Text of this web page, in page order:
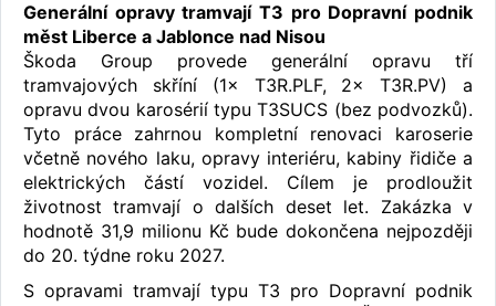
Generální opravy tramvají T3 pro Dopravní podnik
měst Liberce a Jablonce nad Nisou
Škoda Group provede generální opravu tří
tramvajových skříní (1× T3R.PLF, 2× T3R.PV) a
opravu dvou karosérií typu T3SUCS (bez podvozků).
Tyto práce zahrnou kompletní renovaci karoserie
včetně nového laku, opravy interiéru, kabiny řidiče a
elektrických částí vozidel. Cílem je prodloužit
životnost tramvají o dalších deset let. Zakázka v
hodnotě 31,9 milionu Kč bude dokončena nejpozději
do 20. týdne roku 2027.
S opravami tramvají typu T3 pro Dopravní podnik